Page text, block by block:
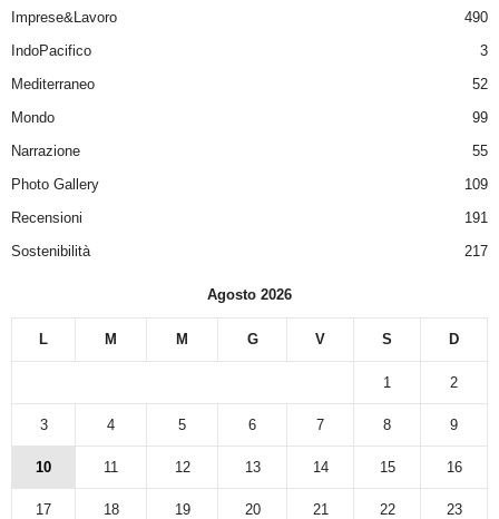
Imprese&Lavoro
490
IndoPacifico
3
Mediterraneo
52
Mondo
99
Narrazione
55
Photo Gallery
109
Recensioni
191
Sostenibilità
217
Agosto 2026
L M M G V S D
1 2
3 4 5 6 7 8 9
10 11 12 13 14 15 16
17 18 19 20 21 22 23